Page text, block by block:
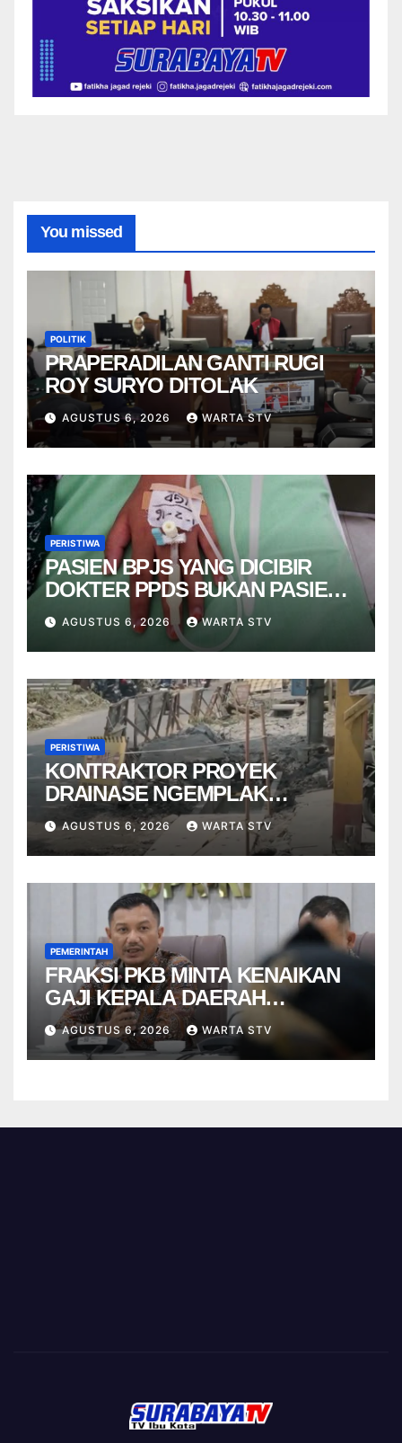
You missed
POLITIK
PRAPERADILAN GANTI RUGI
ROY SURYO DITOLAK
AGUSTUS 6, 2026 WARTA STV
PERISTIWA
PASIEN BPJS YANG DICIBIR
DOKTER PPDS BUKAN PASIEN
RSUP DR. SARDJITO
AGUSTUS 6, 2026 WARTA STV
PERISTIWA
KONTRAKTOR PROYEK
DRAINASE NGEMPLAK
DISANKSI USAI WARGA
TERPELESET
AGUSTUS 6, 2026 WARTA STV
PEMERINTAH
FRAKSI PKB MINTA KENAIKAN
GAJI KEPALA DAERAH
BERBASIS KINERJA
AGUSTUS 6, 2026 WARTA STV